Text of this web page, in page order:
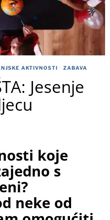
AKTIVNOSTI · ZABAVA
Jesenje
koje
s
neke od